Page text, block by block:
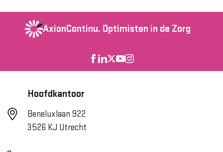
AxionContinu. Optimisten in de Zorg
Hoofdkantoor
Beneluxlaan 922
3526 KJ Utrecht